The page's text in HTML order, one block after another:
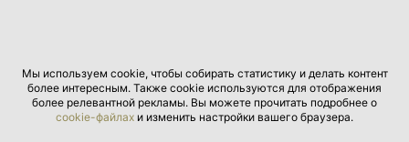
Мы используем cookie, чтобы собирать статистику и делать контент
более интересным. Также cookie используются для отображения
более релевантной рекламы. Вы можете прочитать подробнее о
cookie-файлах и изменить настройки вашего браузера.